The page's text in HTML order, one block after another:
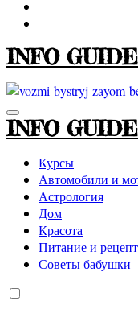
INFO GUIDE
INFO GUIDE
Курсы
Автомобили и
Астрология
Дом
Красота
Питание и
Советы бабушки